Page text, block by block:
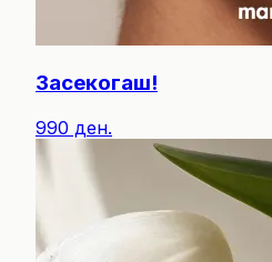
Засекогаш!
990 ден.